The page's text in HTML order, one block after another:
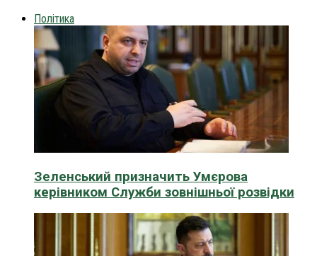
Політика
Зеленський призначить Умєрова
керівником Служби зовнішньої розвідки